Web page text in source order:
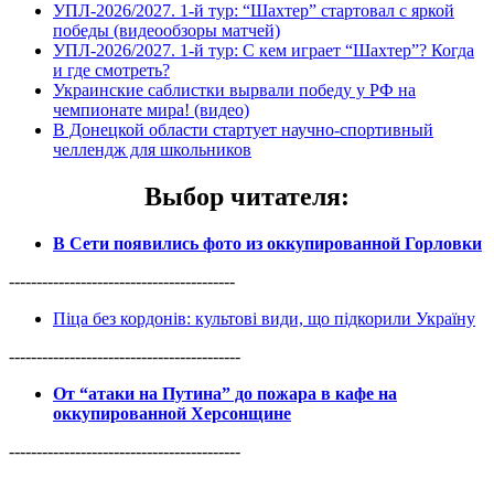
УПЛ-2026/2027. 1-й тур: “Шахтер” стартовал с яркой
победы (видеообзоры матчей)
УПЛ-2026/2027. 1-й тур: С кем играет “Шахтер”? Когда
и где смотреть?
Украинские саблистки вырвали победу у РФ на
чемпионате мира! (видео)
В Донецкой области стартует научно-спортивный
челлендж для школьников
Выбор читателя:
В Сети появились фото из оккупированной Горловки
-----------------------------------------
Піца без кордонів: культові види, що підкорили Україну
------------------------------------------
От “атаки на Путина” до пожара в кафе на
оккупированной Херсонщине
------------------------------------------